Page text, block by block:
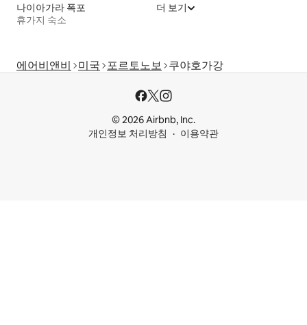
나이아가라 폭포
휴가지 숙소
더 보기
에어비앤비 미국 포르토노보 쿠야호가강
© 2026 Airbnb, Inc.
개인정보 처리방침
이용약관